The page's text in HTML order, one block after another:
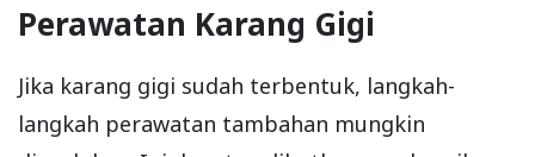
Perawatan Karang Gigi
Jika karang gigi sudah terbentuk, langkah-
langkah perawatan tambahan mungkin